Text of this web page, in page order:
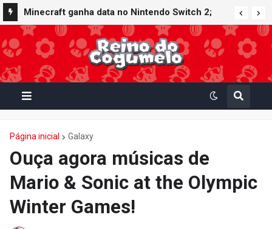
Minecraft ganha data no Nintendo Switch 2;
Super Mario Mash-Up receberá atualização
gráfica exclusiva
Página inicial Galaxy
Ouça agora músicas de
Mario & Sonic at the Olympic
Winter Games!